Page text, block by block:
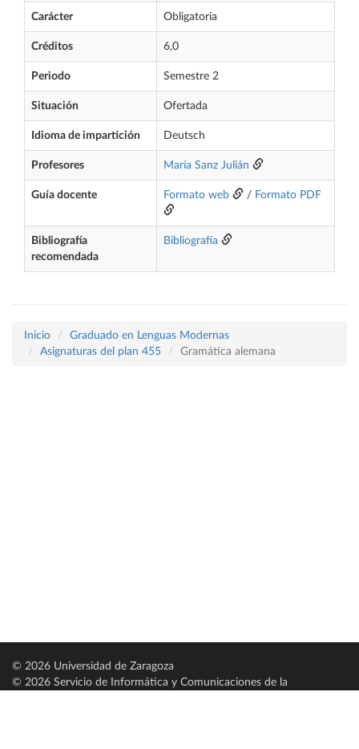
Carácter Obligatoria
Créditos 6,0
Periodo Semestre 2
Situación Ofertada
Idioma de impartición Deutsch
Profesores María Sanz Julián
Guía docente Formato web / Formato PDF
Bibliografía
recomendada
Bibliografía
Inicio
Graduado en Lenguas Modernas
Asignaturas del plan 455
Gramática alemana
© 2026 Universidad de Zaragoza
© 2026 Servicio de Informática y Comunicaciones de la